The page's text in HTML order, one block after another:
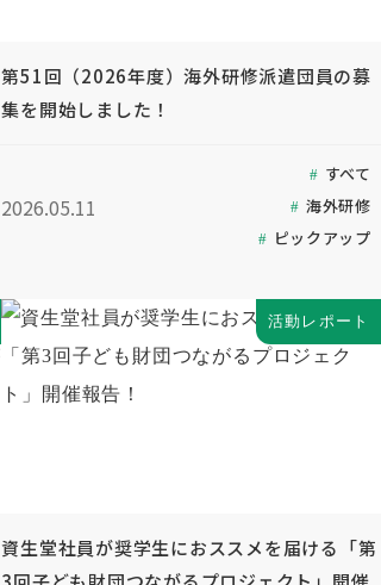
第51回（2026年度）海外研修派遣団員の募
集を開始しました！
2026.05.11
すべて
海外研修
ピックアップ
活動レポート
資生堂社員が奨学生におススメを届ける「第